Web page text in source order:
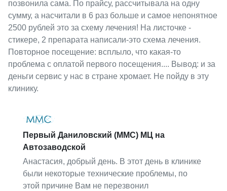
позвонила сама. По прайсу, рассчитывала на одну
сумму, а насчитали в 6 раз больше и самое непонятное
2500 рублей это за схему лечения! На листочке -
стикере, 2 препарата написали-это схема лечения.
Повторное посещение: всплыло, что какая-то
проблема с оплатой первого посещения.... Вывод: и за
деньги сервис у нас в стране хромает. Не пойду в эту
клинику.
Первый Даниловский (ММС) МЦ на
Автозаводской
Анастасия, добрый день. В этот день в клинике
были некоторые технические проблемы, по
этой причине Вам не перезвонил